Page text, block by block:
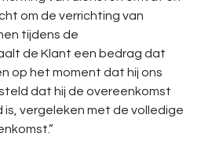
om de verrichting van
tijdens de
de Klant een bedrag dat
op het moment dat hij ons
dat hij de overeenkomst
vergeleken met de volledige